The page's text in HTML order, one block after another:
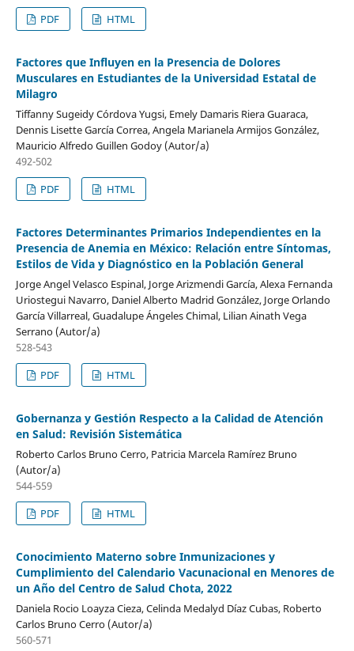
PDF
HTML
Factores que Influyen en la Presencia de Dolores
Musculares en Estudiantes de la Universidad Estatal de
Milagro
Tiffanny Sugeidy Córdova Yugsi, Emely Damaris Riera Guaraca,
Dennis Lisette García Correa, Angela Marianela Armijos González,
Mauricio Alfredo Guillen Godoy (Autor/a)
492-502
PDF
HTML
Factores Determinantes Primarios Independientes en la
Presencia de Anemia en México: Relación entre Síntomas,
Estilos de Vida y Diagnóstico en la Población General
Jorge Angel Velasco Espinal, Jorge Arizmendi García, Alexa Fernanda
Uriostegui Navarro, Daniel Alberto Madrid González, Jorge Orlando
García Villarreal, Guadalupe Ángeles Chimal, Lilian Ainath Vega
Serrano (Autor/a)
528-543
PDF
HTML
Gobernanza y Gestión Respecto a la Calidad de Atención
en Salud: Revisión Sistemática
Roberto Carlos Bruno Cerro, Patricia Marcela Ramírez Bruno
(Autor/a)
544-559
PDF
HTML
Conocimiento Materno sobre Inmunizaciones y
Cumplimiento del Calendario Vacunacional en Menores de
un Año del Centro de Salud Chota, 2022
Daniela Rocio Loayza Cieza, Celinda Medalyd Díaz Cubas, Roberto
Carlos Bruno Cerro (Autor/a)
560-571